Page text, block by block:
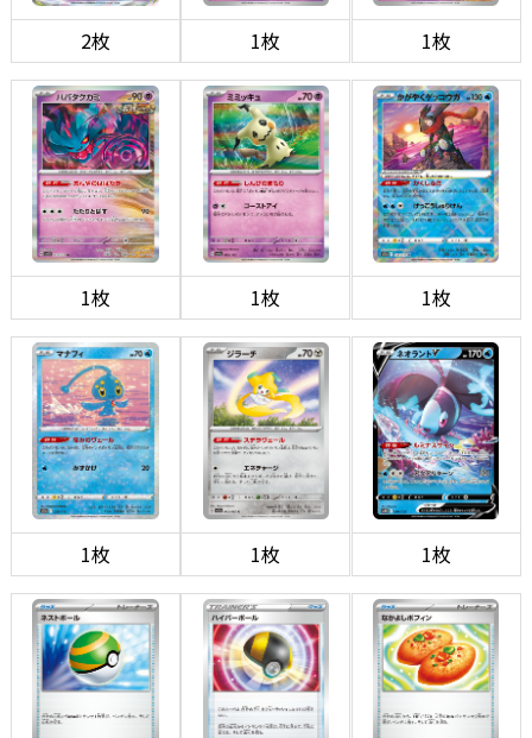
2枚 1枚 1枚
1枚 1枚 1枚
1枚 1枚 1枚